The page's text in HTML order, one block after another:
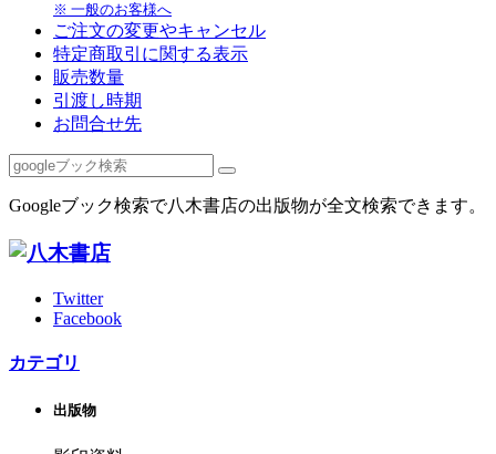
※ 一般のお客様へ
ご注文の変更やキャンセル
特定商取引に関する表示
販売数量
引渡し時期
お問合せ先
Googleブック検索で八木書店の出版物が全文検索できます。
Twitter
Facebook
カテゴリ
出版物